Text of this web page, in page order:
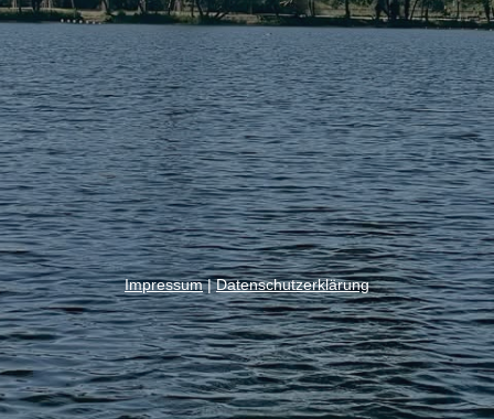
Impressum|Datenschutzerklärung